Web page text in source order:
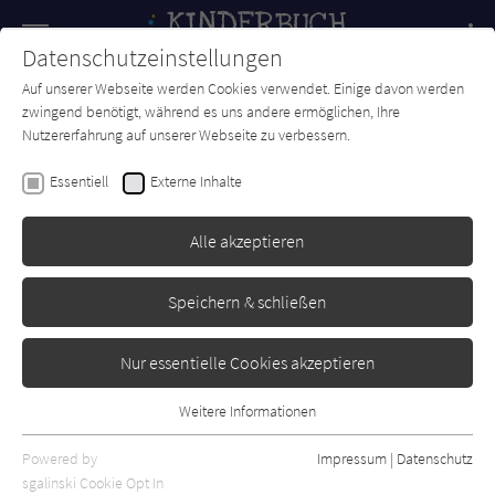
SUCHE Forum Charts Newsletter
Jessica von Bredow-Werndl Antje Szillat
Gut Aubenhausen - Emilia und
das Glück der Pferde
dtv
Datenschutzeinstellungen
Auf unserer Webseite werden Cookies verwendet. Einige davon werden
zwingend benötigt, während es uns andere ermöglichen, Ihre
Nutzererfahrung auf unserer Webseite zu verbessern.
Essentiell Externe Inhalte
Alle akzeptieren
Speichern & schließen
Nur essentielle Cookies akzeptieren
Essentielle Cookies werden für grundlegende Funktionen der
Webseite benötigt. Dadurch ist gewährleistet, dass die Webseite
Weitere Informationen
Powered by
sgalinski Cookie Opt In
Impressum | Datenschutz